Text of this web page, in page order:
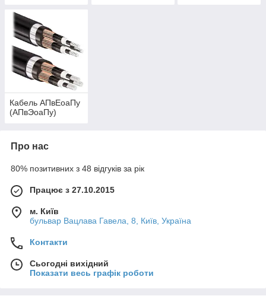
Кабель АПвЕоаПу
(АПвЭоаПу)
Про нас
80% позитивних з 48 відгуків за рік
Працює з 27.10.2015
м. Київ
бульвар Вацлава Гавела, 8, Київ, Україна
Контакти
Сьогодні вихідний
Показати весь графік роботи